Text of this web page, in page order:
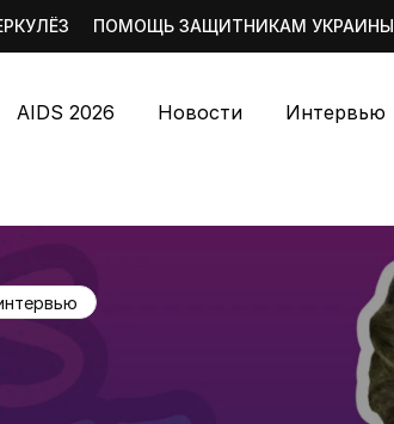
ПОМОЩЬ ЗАЩИТНИКАМ УКРАИНЫ
AIDS 2026 Новости Интервью